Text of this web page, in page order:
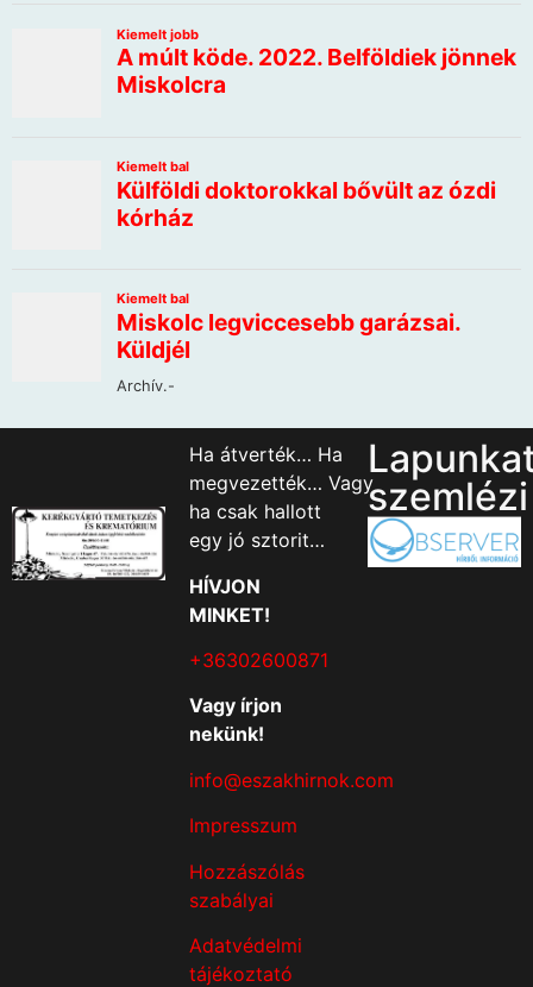
Ha átverték… Ha
megvezették… Vagy
ha csak hallott
egy jó sztorit…
HÍVJON
MINKET!
+36302600871
Vagy írjon
nekünk!
info@eszakhirnok.com
Impresszum
Hozzászólás
szabályai
Adatvédelmi
tájékoztató
szemlézi